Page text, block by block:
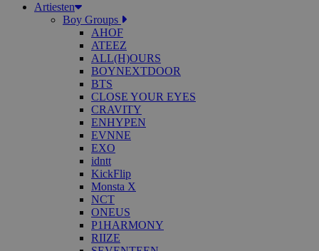
Artiesten
Boy Groups
AHOF
ATEEZ
ALL(H)OURS
BOYNEXTDOOR
BTS
CLOSE YOUR EYES
CRAVITY
ENHYPEN
EVNNE
EXO
idntt
KickFlip
Monsta X
NCT
ONEUS
P1HARMONY
RIIZE